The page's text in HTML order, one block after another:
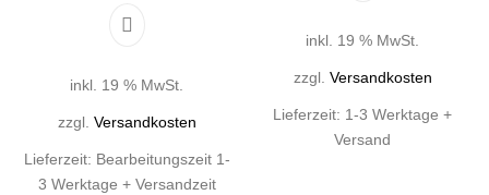
inkl. 19 % MwSt.
zzgl. Versandkosten
Lieferzeit: Bearbeitungszeit 1-
3 Werktage + Versandzeit
inkl. 19 % MwSt.
zzgl. Versandkosten
Lieferzeit: 1-3 Werktage +
Versand